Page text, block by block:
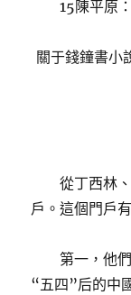
15陳平原
關于錢鐘書小
從丁西林
戶。這個門戶
第一，他
“五四”后的中